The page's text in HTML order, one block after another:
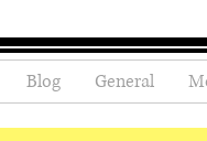
Blog General